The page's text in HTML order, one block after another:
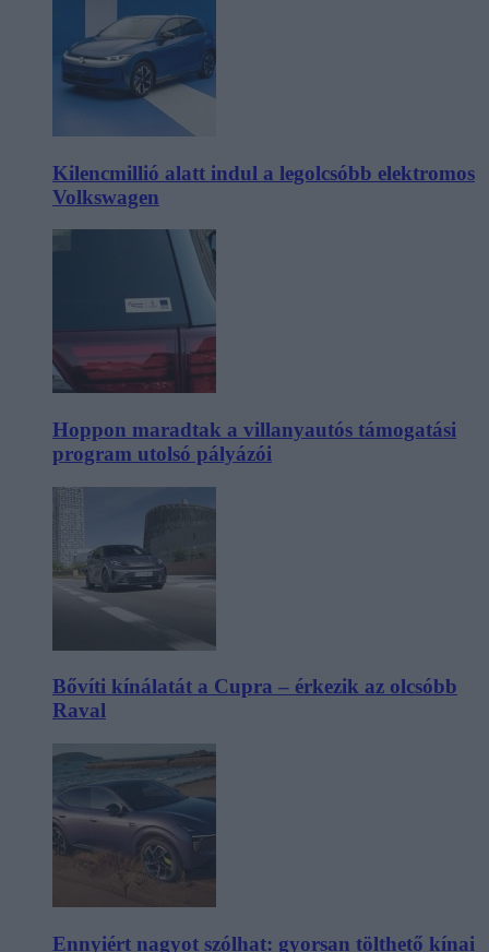
Kilencmillió alatt indul a legolcsóbb elektromos
Volkswagen
Hoppon maradtak a villanyautós támogatási
program utolsó pályázói
Bővíti kínálatát a Cupra – érkezik az olcsóbb
Raval
Ennyiért nagyot szólhat: gyorsan tölthető kínai